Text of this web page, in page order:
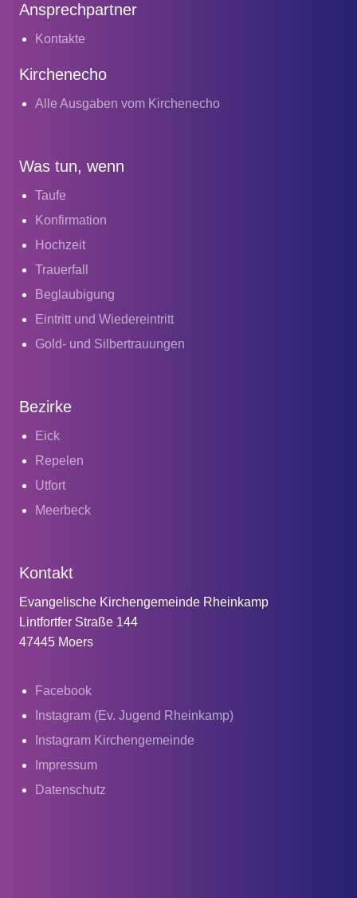
Ansprechpartner
Kontakte
Kirchenecho
Alle Ausgaben vom Kirchenecho
Was tun, wenn
Taufe
Konfirmation
Hochzeit
Trauerfall
Beglaubigung
Eintritt und Wiedereintritt
Gold- und Silbertrauungen
Bezirke
Eick
Repelen
Utfort
Meerbeck
Kontakt
Evangelische Kirchengemeinde Rheinkamp
Lintfortfer Straße 144
47445 Moers
Facebook
Instagram (Ev. Jugend Rheinkamp)
Instagram Kirchengemeinde
Impressum
Datenschutz